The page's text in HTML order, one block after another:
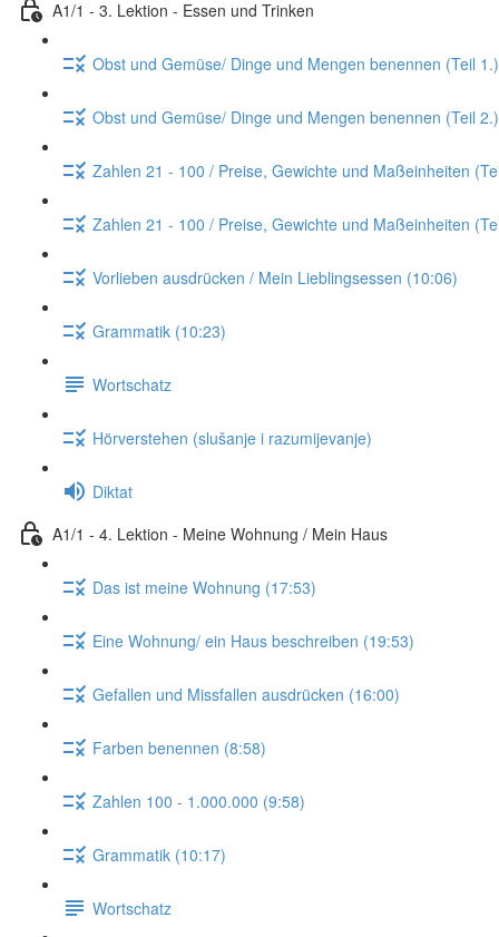
A1/1 - 3. Lektion - Essen und Trinken
Obst und Gemüse/ Dinge und Mengen benennen (Teil
Obst und Gemüse/ Dinge und Mengen benennen (Teil
Zahlen 21 - 100 / Preise, Gewichte und Maßeinheiten
Zahlen 21 - 100 / Preise, Gewichte und Maßeinheiten
Vorlieben ausdrücken / Mein Lieblingsessen (10:06)
Grammatik (10:23)
Wortschatz
Hörverstehen (slušanje i razumijevanje)
Diktat
A1/1 - 4. Lektion - Meine Wohnung / Mein Haus
Das ist meine Wohnung (17:53)
Eine Wohnung/ ein Haus beschreiben (19:53)
Gefallen und Missfallen ausdrücken (16:00)
Farben benennen (8:58)
Zahlen 100 - 1.000.000 (9:58)
Grammatik (10:17)
Wortschatz